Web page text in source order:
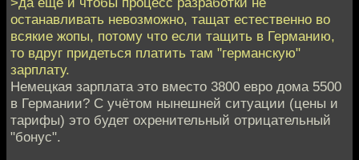
останавливать невозможно, тащат естественно во
всякие жопы, потому что если тащить в Германию,
то вдруг придеться платить там "германскую"
зарплату.
Немецкая зарплата это вместо 3800 евро дома 5500
в Германии? С учётом нынешней ситуации (цены и
тарифы) это будет охренительный отрицательный
"бонус".